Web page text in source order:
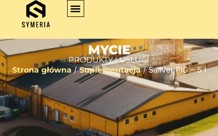
MYCIE
PRODUKTY I USŁUGI
Strona główna/Suplementacja/ Salivet PIG – 5 l